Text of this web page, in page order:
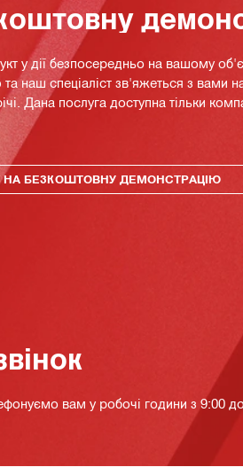
у дії безпосередньо на вашому
наш спеціаліст зв'яжеться з вами
Дана послуга доступна тільки
НА БЕЗКОШТОВНУ ДЕМОНСТРАЦІЮ
вам у робочі години з 9:00